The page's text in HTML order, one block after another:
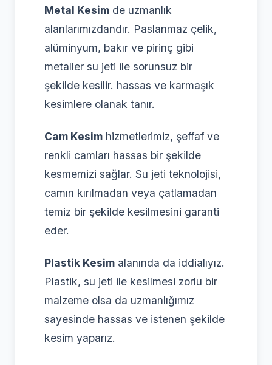
Metal Kesim de uzmanlık
alanlarımızdandır. Paslanmaz çelik,
alüminyum, bakır ve pirinç gibi
metaller su jeti ile sorunsuz bir
şekilde kesilir. hassas ve karmaşık
kesimlere olanak tanır.
Cam Kesim hizmetlerimiz, şeffaf ve
renkli camları hassas bir şekilde
kesmemizi sağlar. Su jeti teknolojisi,
camın kırılmadan veya çatlamadan
temiz bir şekilde kesilmesini garanti
eder.
Plastik Kesim alanında da iddialıyız.
Plastik, su jeti ile kesilmesi zorlu bir
malzeme olsa da uzmanlığımız
sayesinde hassas ve istenen şekilde
kesim yaparız.